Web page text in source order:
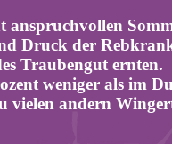
anspruchvollen
Druck der
Traubengut ernten.
weniger als im
vielen andern